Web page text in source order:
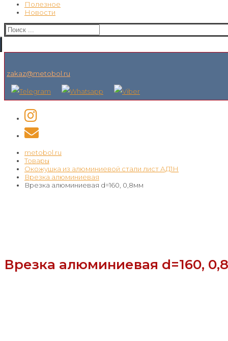
Полезное
Новости
Искать:
zakaz@metobol.ru
metobol.ru
Товары
Окожушка из алюминиевой стали лист АД1Н
Врезка алюминиевая
Врезка алюминиевая d=160, 0,8мм
Врезка алюминиевая d=160,